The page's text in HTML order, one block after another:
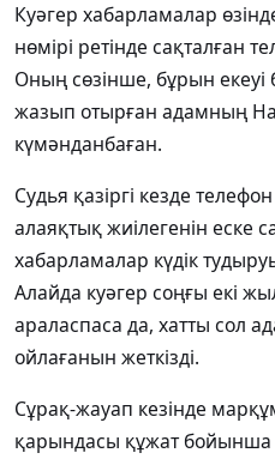
Куәгер хабарламалар
нөмірі ретінде сақталған
Оның сөзінше, бұрын екеуі
жазып отырған адамның
күмәнданбаған.
Судья қазіргі кезде
алаяқтық жиілегенін еске
хабарламалар күдік
Алайда куәгер соңғы екі
араласпаса да, хатты сол
ойлағанын жеткізді.
Сұрақ-жауап кезінде
қарындасы құжат бойынша